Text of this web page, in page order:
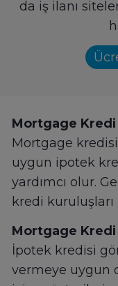
da iş ilanı
Mortgage
Mortgage
uygun ipotek
yardımcı olur.
kredi kuruluşları
Mortgage Kredi
İpotek kredisi
vermeye uygun